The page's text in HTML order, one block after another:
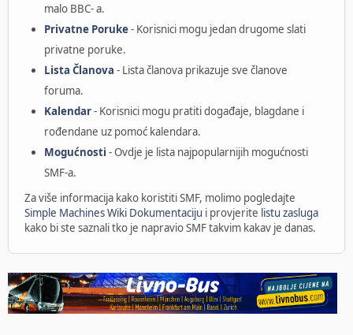
malo BBC- a.
Privatne Poruke- Korisnici mogu jedan drugome slati
privatne poruke.
Lista Članova - Lista članova prikazuje sve članove
foruma.
Kalendar- Korisnici mogu pratiti događaje, blagdane i
rođendane uz pomoć kalendara.
Mogućnosti - Ovdje je lista najpopularnijih mogućnosti
SMF-a.
Za više informacija kako koristiti SMF, molimo pogledajte
Simple Machines Wiki Dokumentaciju i provjerite listu zasluga
kako bi ste saznali tko je napravio SMF takvim kakav je danas.